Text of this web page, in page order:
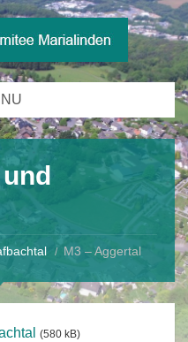
M3 – Aggertal
(580 kB)